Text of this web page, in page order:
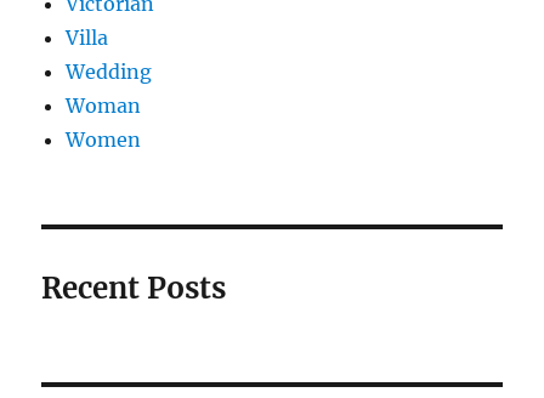
Villa
Wedding
Woman
Women
Recent Posts